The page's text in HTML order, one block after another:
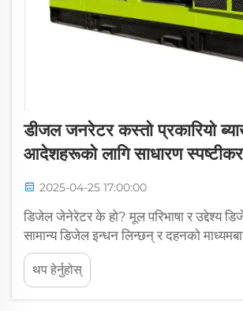
डीजल जनरेटर कस्तो प्रकारियो
आदेशहरूको लागि साधारण
2025-04-25 17:00:00
डिजेल जेनेरेटर के हो? मूल परिभाषा र उद्देश्य
सामान्य डिजेल इन्धन लिन्छन् र दहनको
यान्त्रिक ऊर्जामा परिवर्तन गर्नुअघि यसलाई
परिवर्तन गर्दछन्। विभिन्न परिस्थितिका लागि यो
छ...
थप हेर्नुहोस्